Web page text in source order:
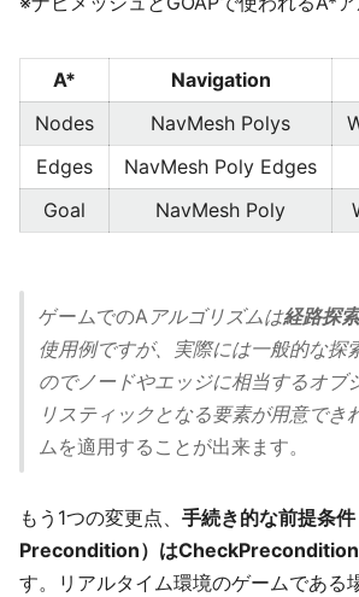
A* Navigation
Nodes
NavMesh Polys
Edges
NavMesh Poly Edges
Goal
NavMesh Poly
ゲームでのA アルゴリズムは経路探索
使用例ですが、実際には一般的な探
のでノードやエッジに相当するオブ
リスティックとなる要素が用意でき
ムを適用することが出来ます。
もう1つの変更点、 手続き的な前提条
Precondition）は
す。リアルタイム環境のゲームである